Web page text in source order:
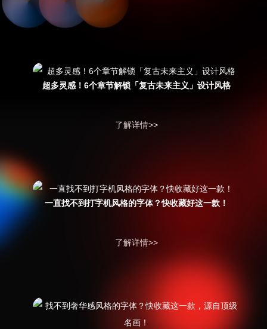
超多灵感！6个章节解锁「复古未来主义」设计风格
了解详情>>
一直找不到打字机风格的字体？快收藏好这一款！
了解详情>>